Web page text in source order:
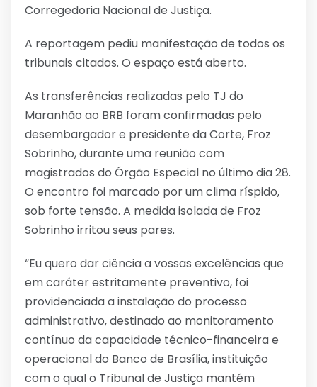
Corregedoria Nacional de Justiça.
A reportagem pediu manifestação de todos os
tribunais citados. O espaço está aberto.
As transferências realizadas pelo TJ do
Maranhão ao BRB foram confirmadas pelo
desembargador e presidente da Corte, Froz
Sobrinho, durante uma reunião com
magistrados do Órgão Especial no último dia 28.
O encontro foi marcado por um clima ríspido,
sob forte tensão. A medida isolada de Froz
Sobrinho irritou seus pares.
“Eu quero dar ciência a vossas excelências que
em caráter estritamente preventivo, foi
providenciada a instalação do processo
administrativo, destinado ao monitoramento
contínuo da capacidade técnico-financeira e
operacional do Banco de Brasília, instituição
com o qual o Tribunal de Justiça mantém